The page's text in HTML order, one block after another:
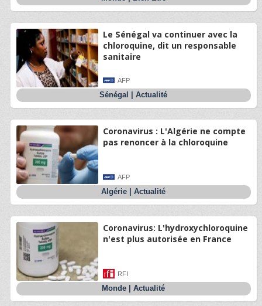
Le Sénégal va continuer avec la
chloroquine, dit un responsable
sanitaire
AFP
Sénégal |Actualité
Coronavirus : L'Algérie ne compte
pas renoncer à la chloroquine
AFP
Algérie |Actualité
Coronavirus: L'hydroxychloroquine
n'est plus autorisée en France
RFI
Monde |Actualité